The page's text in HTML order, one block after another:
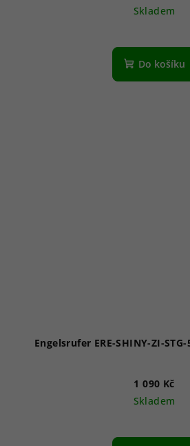
Skladem
Do košíku
Engelsrufer ERE-SHINY-ZI-
1 090 Kč
Skladem